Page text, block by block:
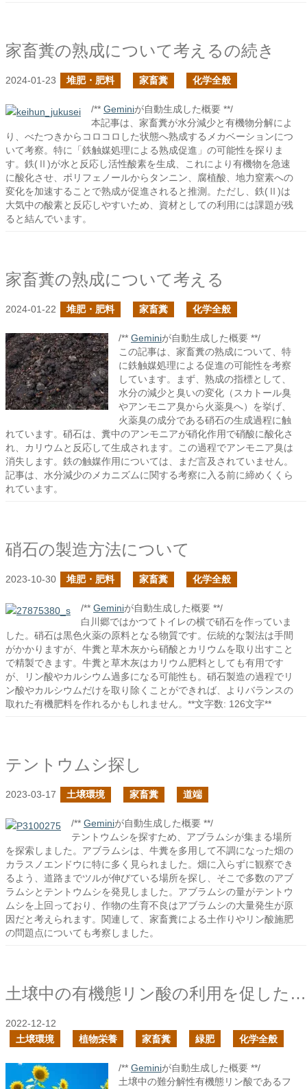
家畜糞の熟成について考えるの続き
2024-01-23 堆肥・肥料 家畜糞 化学全般
/** Geminiが自動生成した概要 **/
本記事は、家畜糞が水分減少と有機物分解によ
り、べたつきからコロコロした状態へ熟成するメカベーションにつ
いて考察。特に「鉄触媒処理による熟成促進」の可能性を探りま
す。鉄(Ⅱ)が水と反応し活性酸素を生成、これにより有機物を急速
に酸化させ、ポリフェノールからタンニン、腐植酸、地力窒素への
変化を加速することで熟成が促進されると推測。ただし、鉄(Ⅱ)は
大気中の酸素と反応しやすいため、資材としての利用には課題が残
ると結んでいます。
家畜糞の熟成について考える
2024-01-22 堆肥・肥料 家畜糞 化学全般
/** Geminiが自動生成した概要 **/
この記事は、家畜糞の熟成について、特
に鉄触媒処理による促進の可能性を考察
しています。まず、熟成の指標として、
水分の減少と臭いの変化（スカトール臭
やアンモニア臭から火薬臭へ）を挙げ、
火薬臭の成分である硝石の生成過程に触
れています。硝石は、糞中のアンモニアが硝化作用で硝酸に酸化さ
れ、カリウムと反応して生成されます。この過程でアンモニア臭は
消失します。鉄の触媒作用については、まだ言及されていません。
記事は、水分減少のメカニズムに関する考察に入る前に締めくくら
れています。
硝石の製造方法について
2023-10-30 堆肥・肥料 家畜糞 化学全般
/** Geminiが自動生成した概要 **/
白川郷ではかつてトイレの横で硝石を作っていま
した。硝石は黒色火薬の原料となる物質です。伝統的な製法は手間
がかかりますが、牛糞と草木灰から硝酸とカリウムを取り出すこと
で精製できます。牛糞と草木灰はカリウム肥料としても有用です
が、リン酸やカルシウム過多になる可能性も。硝石製造の過程でリ
ン酸やカルシウムだけを取り除くことができれば、よりバランスの
取れた有機肥料を作れるかもしれません。**文字数: 126文字**
テントウムシ探し
2023-03-17 土壌環境 家畜糞 道端
/** Geminiが自動生成した概要 **/
テントウムシを探すため、アブラムシが集まる場所
を探索しました。アブラムシは、牛糞を多用して不調になった畑の
カラスノエンドウに特に多く見られました。畑に入らずに観察でき
るよう、道路までツルが伸びている場所を探し、そこで多数のアブ
ラムシとテントウムシを発見しました。アブラムシの量がテントウ
ムシを上回っており、作物の生育不良はアブラムシの大量発生が原
因だと考えられます。関連して、家畜糞による土作りやリン酸施肥
の問題点についても考察しました。
土壌中の有機態リン酸の利用を促したい
2022-12-12
土壌環境
植物栄養 家畜糞 緑肥 化学全般
/** Geminiが自動生成した概要 **/
土壌中の難分解性有機態リン酸であるフ